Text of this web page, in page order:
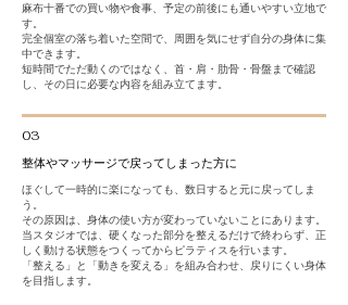
麻布十番での買い物や食事、予定の前後にも通いやすい立地で
す。
完全個室の落ち着いた空間で、周囲を気にせず自分の身体に集
中できます。
短時間でただ動くのではなく、首・肩・肋骨・骨盤まで確認
し、その日に必要な内容を組み立てます。
03
整体やマッサージで戻ってしまった方に
ほぐして一時的に楽になっても、数日すると元に戻ってしま
う。
その原因は、身体の使い方が変わっていないことにあります。
当スタジオでは、硬くなった部分を整えるだけで終わらず、正
しく動ける状態をつくってからピラティスを行います。
「整える」と「動きを変える」を組み合わせ、戻りにくい身体
を目指します。